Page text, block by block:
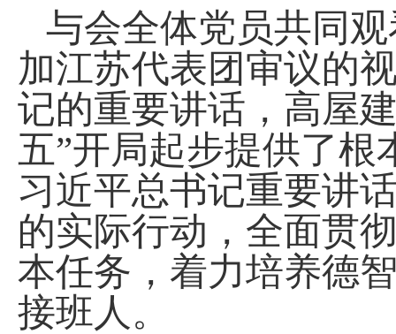
与会全体党员共同
加江苏代表团审议的
记的重要讲话，高屋
五”开局起步提供了
习近平总书记重要讲
的实际行动，全面贯
本任务，着力培养德
接班人。